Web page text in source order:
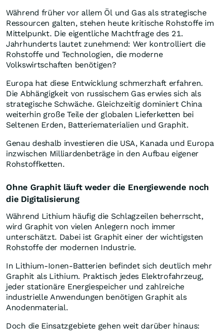
Während früher vor allem Öl und Gas als strategische
Ressourcen galten, stehen heute kritische Rohstoffe im
Mittelpunkt. Die eigentliche Machtfrage des 21.
Jahrhunderts lautet zunehmend: Wer kontrolliert die
Rohstoffe und Technologien, die moderne
Volkswirtschaften benötigen?
Europa hat diese Entwicklung schmerzhaft erfahren.
Die Abhängigkeit von russischem Gas erwies sich als
strategische Schwäche. Gleichzeitig dominiert China
weiterhin große Teile der globalen Lieferketten bei
Seltenen Erden, Batteriematerialien und Graphit.
Genau deshalb investieren die USA, Kanada und Europa
inzwischen Milliardenbeträge in den Aufbau eigener
Rohstoffketten.
Ohne Graphit läuft weder die Energiewende noch
die Digitalisierung
Während Lithium häufig die Schlagzeilen beherrscht,
wird Graphit von vielen Anlegern noch immer
unterschätzt. Dabei ist Graphit einer der wichtigsten
Rohstoffe der modernen Industrie.
In Lithium-Ionen-Batterien befindet sich deutlich mehr
Graphit als Lithium. Praktisch jedes Elektrofahrzeug,
jeder stationäre Energiespeicher und zahlreiche
industrielle Anwendungen benötigen Graphit als
Anodenmaterial.
Doch die Einsatzgebiete gehen weit darüber hinaus: